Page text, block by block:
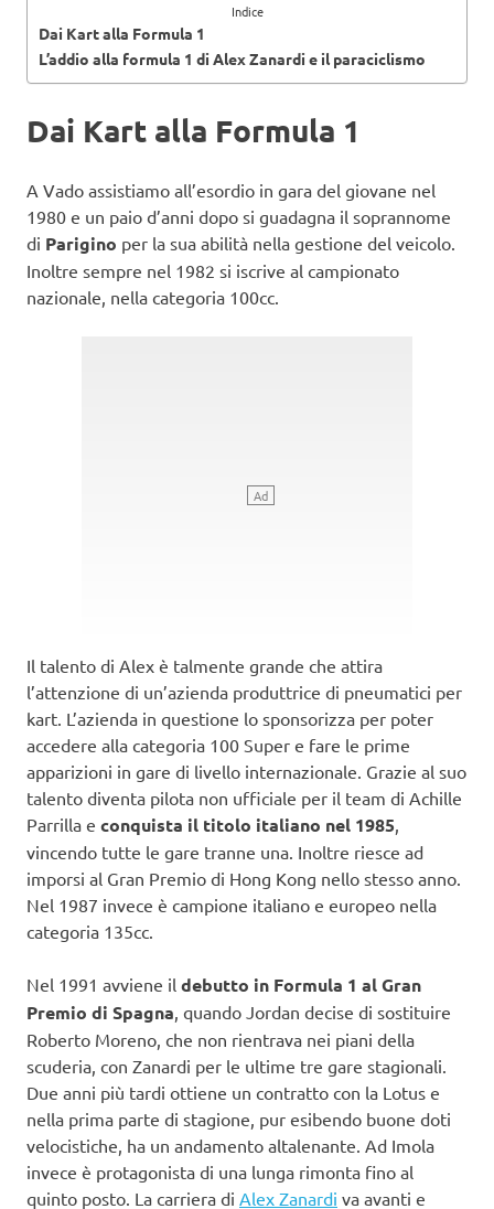
Indice
Dai Kart alla Formula 1
L’addio alla formula 1 di Alex Zanardi e il paraciclismo
Dai Kart alla Formula 1
A Vado assistiamo all’esordio in gara del giovane nel
1980 e un paio d’anni dopo si guadagna il soprannome
di Parigino per la sua abilità nella gestione del veicolo.
Inoltre sempre nel 1982 si iscrive al campionato
nazionale, nella categoria 100cc.
Il talento di Alex è talmente grande che attira
l’attenzione di un’azienda produttrice di pneumatici per
kart. L’azienda in questione lo sponsorizza per poter
accedere alla categoria 100 Super e fare le prime
apparizioni in gare di livello internazionale. Grazie al suo
talento diventa pilota non ufficiale per il team di Achille
Parrilla e conquista il titolo italiano nel 1985
vincendo tutte le gare tranne una. Inoltre riesce ad
imporsi al Gran Premio di Hong Kong nello stesso anno.
Nel 1987 invece è campione italiano e europeo nella
categoria 135cc.
Nel 1991 avviene il debutto in Formula 1 al Gran
Premio di Spagna , quando Jordan decise di sostituire
Roberto Moreno, che non rientrava nei piani della
scuderia, con Zanardi per le ultime tre gare stagionali.
Due anni più tardi ottiene un contratto con la Lotus e
nella prima parte di stagione, pur esibendo buone doti
velocistiche, ha un andamento altalenante. Ad Imola
invece è protagonista di una lunga rimonta fino al
quinto posto. La carriera di Alex Zanardi va avanti e